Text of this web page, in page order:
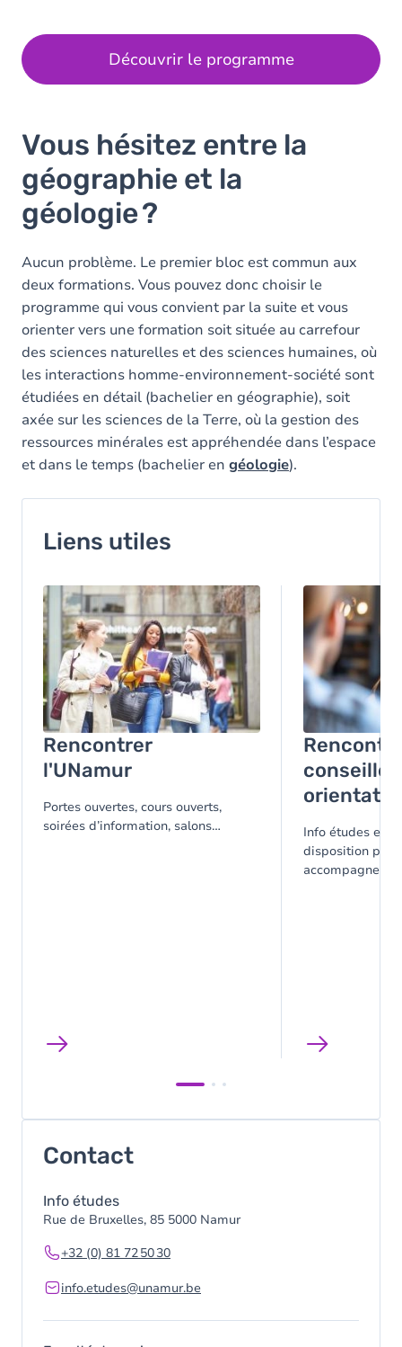
Découvrir le programme
Vous hésitez entre la
géographie et la
géologie ?
Aucun problème. Le premier bloc est commun aux
deux formations. Vous pouvez donc choisir le
programme qui vous convient par la suite et vous
orienter vers une formation soit située au carrefour
des sciences naturelles et des sciences humaines, où
les interactions homme-environnement-société sont
étudiées en détail (bachelier en géographie), soit
axée sur les sciences de la Terre, où la gestion des
ressources minérales est appréhendée dans l’espace
et dans le temps (bachelier en géologie).
Liens utiles
Image
Rencontrer
l'UNamur
Portes ouvertes, cours ouverts,
soirées d’information, salons…
Image
conseiller
Info études est
disposition pour
accompagner
Contact
Info études
Rue de Bruxelles, 85 5000 Namur
+32 (0) 81 72 50 30
info.etudes@unamur.be